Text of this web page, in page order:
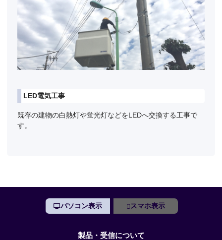
LED電気工事
既存の建物の白熱灯や蛍光灯などをLEDへ交換する工事で
す。
パソコン表示 スマホ表示
製品・受信について